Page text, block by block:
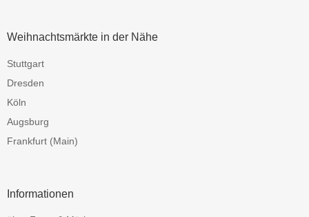
Weihnachtsmärkte in der Nähe
Stuttgart
Dresden
Köln
Augsburg
Frankfurt (Main)
Informationen